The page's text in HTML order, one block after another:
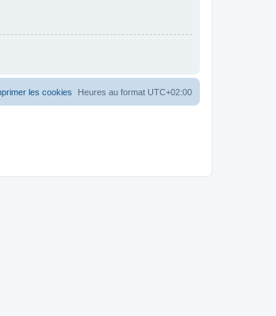
Heures au format UTC+02:00
les cookies